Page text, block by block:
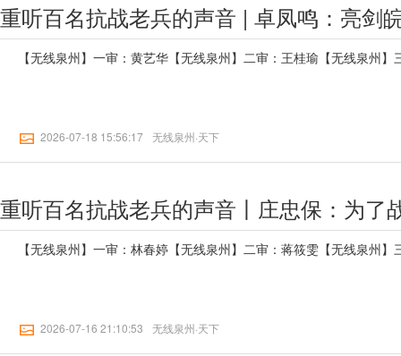
重听百名抗战老兵的声音 | 卓凤鸣：亮剑
【无线泉州】一审：黄艺华【无线泉州】二审：王桂瑜【无线泉州
2026-07-18 15:56:17 无线泉州·天下
【无线泉州】一审：林春婷【无线泉州】二审：蒋筱雯【无线泉州
2026-07-16 21:10:53 无线泉州·天下